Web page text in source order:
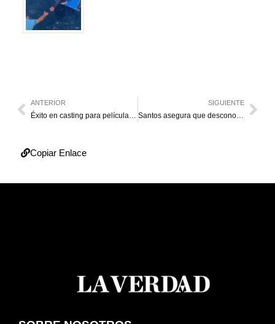
ANTERIOR
Éxito en casting para película sobre Keylor Navas
SIGUIENTE
Santos asegura que desconocía pagos de Odebrecht a su campaña
Copiar Enlace